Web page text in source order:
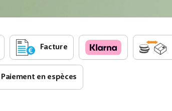
Facture
Paiement en espèces